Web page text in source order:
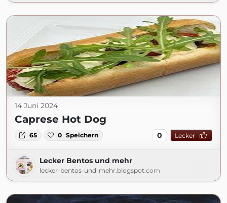
14 Juni 2024
Caprese Hot Dog
65 0 Speichern 0 Lecker
Lecker Bentos und mehr
lecker-bentos-und-mehr.blogspot.com